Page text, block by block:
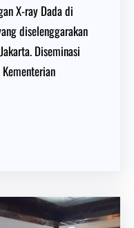
X-ray Dada di
diselenggarakan
Diseminasi